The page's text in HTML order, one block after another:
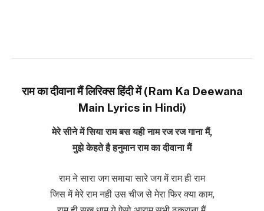
राम का दीवाना मैं लिरिक्स हिंदी में (Ram Ka Deewana
Main Lyrics in Hindi)
मेरे सीने में सिया राम बस यही नाम रज रज गाना मैं,
मुझे केहते है हनुमान राम का दीवाना मैं
राम ने सारा जग समाया सारे जग में राम ही राम
जिस में मेरे राम नही उस चीज से मेरा फिर क्या काम,